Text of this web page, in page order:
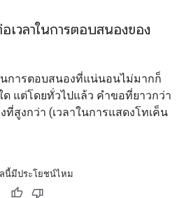
เวลาในการตอบสนองของ
การตอบสนองที่แน่นอนไม่มากก็
ด แต่โดยทั่วไปแล้ว คำขอที่ยาวกว่า
ที่สูงกว่า (เวลาในการแสดงโทเค็น
นี้มีประโยชน์ไหม